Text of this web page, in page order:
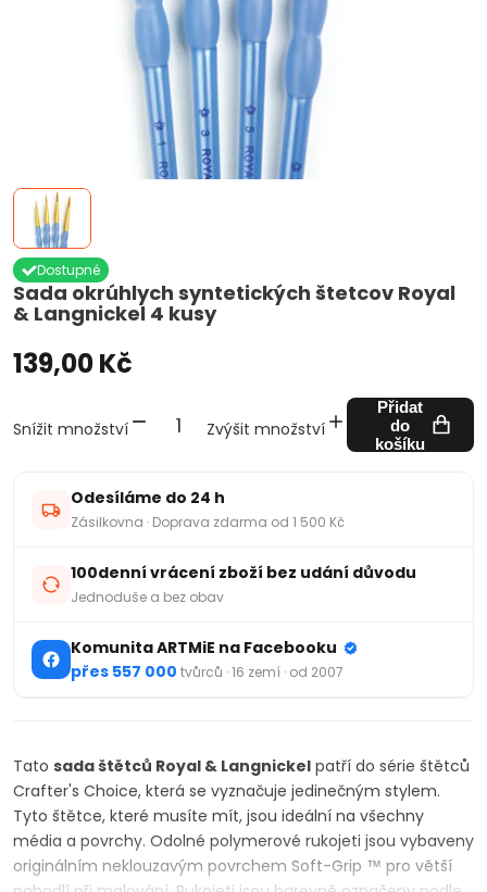
Sada okrúhlych syntetických štetcov Royal
& Langnickel 4 kusy
Dostupné
139,00 Kč
Snížit množství Zvýšit množství
Přidat
do
košíku
Odesíláme do 24 h
Zásilkovna · Doprava zdarma od 1 500 Kč
100denní vrácení zboží bez udání důvodu
Jednoduše a bez obav
Komunita ARTMiE na Facebooku
přes 557 000 tvůrců · 16 zemí · od 2007
Tato sada štětců Royal & Langnickel patří do série štětců
Crafter's Choice, která se vyznačuje jedinečným stylem.
Tyto štětce, které musíte mít, jsou ideální na všechny
média a povrchy. Odolné polymerové rukojeti jsou vybaveny
originálním neklouzavým povrchem Soft-Grip ™ pro větší